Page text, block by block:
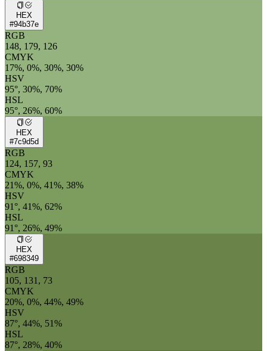
HEX
#94b37e
RGB
148, 179, 126
CMYK
17%, 0%, 30%, 30%
HSV
95°, 30%, 70%
HSL
95°, 26%, 60%
HEX
#7c9d5d
RGB
124, 157, 93
CMYK
21%, 0%, 41%, 38%
HSV
91°, 41%, 62%
HSL
91°, 26%, 49%
HEX
#698349
RGB
105, 131, 73
CMYK
20%, 0%, 44%, 49%
HSV
87°, 44%, 51%
HSL
87°, 28%, 40%